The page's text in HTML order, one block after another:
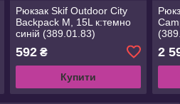
Рюкзак Skif Outdoor City
Backpack M, 15L к:темно
синій (389.01.83)
592₴
Купити
2